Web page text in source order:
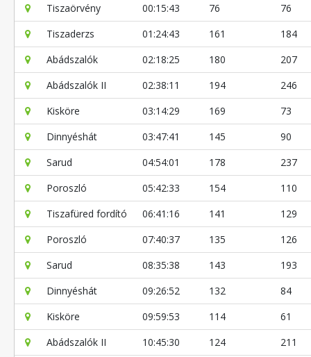
Tiszaörvény
00:15:43 76
76
Tiszaderzs
01:24:43 161
184
Abádszalók
02:18:25 180
207
Abádszalók II
02:38:11 194
246
Kisköre
03:14:29 169
73
Dinnyéshát
03:47:41 145
90
Sarud
04:54:01 178
237
Poroszló
05:42:33 154
110
Tiszafüred fordító
06:41:16 141
129
Poroszló
07:40:37 135
126
Sarud
08:35:38 143
193
Dinnyéshát
09:26:52 132
84
Kisköre
09:59:53 114
61
Abádszalók II
10:45:30 124
211